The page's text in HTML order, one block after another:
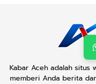
Kabar Aceh adalah situs
memberi Anda berita